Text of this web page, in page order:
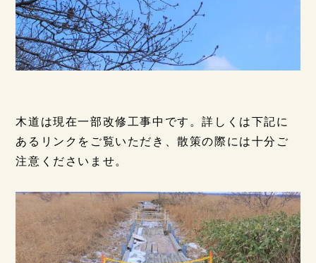
木道は現在一部改修工事中です。詳しくは下記に
あるリンクをご覧いただき、散策の際には十分ご
注意くださいませ。